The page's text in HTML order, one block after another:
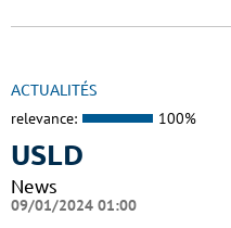
ACTUALITÉS
relevance: 100%
USLD
News
09/01/2024 01:00